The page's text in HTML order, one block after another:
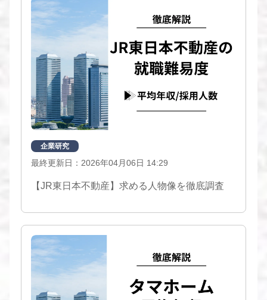
企業研究
最終更新日：2026年04月06日 14:29
【JR東日本不動産】求める人物像を徹底調査